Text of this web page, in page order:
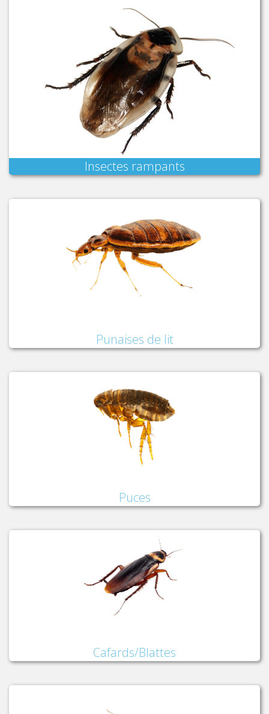
Insectes rampants
Punaises de lit
Puces
Cafards/Blattes